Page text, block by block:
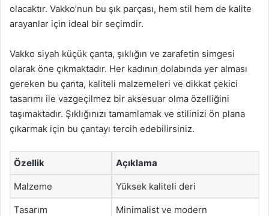
olacaktır. Vakko’nun bu şık parçası, hem stil hem de kalite
arayanlar için ideal bir seçimdir.
Vakko siyah küçük çanta, şıklığın ve zarafetin simgesi
olarak öne çıkmaktadır. Her kadının dolabında yer alması
gereken bu çanta, kaliteli malzemeleri ve dikkat çekici
tasarımı ile vazgeçilmez bir aksesuar olma özelliğini
taşımaktadır. Şıklığınızı tamamlamak ve stilinizi ön plana
çıkarmak için bu çantayı tercih edebilirsiniz.
Özellik Açıklama
Malzeme Yüksek kaliteli deri
Tasarım Minimalist ve modern